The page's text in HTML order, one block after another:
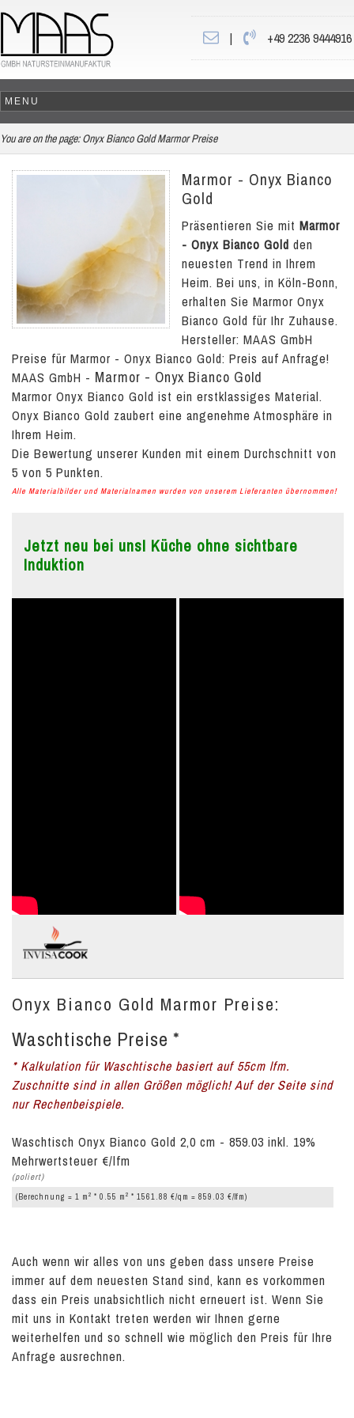
| +49 2236 9444916
You are on the page: Onyx Bianco Gold Marmor Preise
Marmor - Onyx Bianco
Gold
Präsentieren Sie mit Marmor
- Onyx Bianco Gold den
neuesten Trend in Ihrem
Heim. Bei uns, in Köln-Bonn,
erhalten Sie Marmor Onyx
Bianco Gold für Ihr Zuhause.
Hersteller: MAAS GmbH
Preise für Marmor - Onyx Bianco Gold: Preis auf Anfrage!
MAAS GmbH - Marmor - Onyx Bianco Gold
Marmor Onyx Bianco Gold ist ein erstklassiges Material.
Onyx Bianco Gold zaubert eine angenehme Atmosphäre in
Ihrem Heim.
Die Bewertung unserer Kunden mit einem Durchschnitt von
5 von 5 Punkten.
Alle Materialbilder und Materialnamen wurden von unserem Lieferanten übernommen!
Jetzt neu bei uns! Küche ohne sichtbare
Induktion
Onyx Bianco Gold Marmor Preise:
Waschtische Preise *
* Kalkulation für Waschtische basiert auf 55cm lfm.
Zuschnitte sind in allen Größen möglich! Auf der Seite sind
nur Rechenbeispiele.
Waschtisch Onyx Bianco Gold 2,0 cm - 859.03 inkl. 19%
Mehrwertsteuer €/lfm
(poliert)
(Berechnung = 1 m 2 * 0.55 m 2 * 1561.88 €/qm = 859.03 €/lfm)
Auch wenn wir alles von uns geben dass unsere Preise
immer auf dem neuesten Stand sind, kann es vorkommen
dass ein Preis unabsichtlich nicht erneuert ist. Wenn Sie
mit uns in Kontakt treten werden wir Ihnen gerne
weiterhelfen und so schnell wie möglich den Preis für Ihre
Anfrage ausrechnen.